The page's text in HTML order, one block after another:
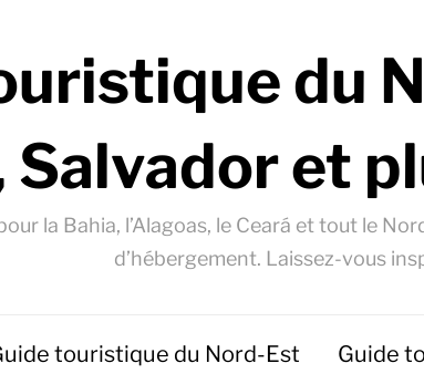
du
Salvador et
la Bahia, l’Alagoas, le Ceará et tout le
d’hébergement. Laissez-vous
touristique du Nord-Est Guide